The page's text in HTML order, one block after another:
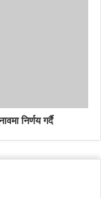
निर्णय गर्दै